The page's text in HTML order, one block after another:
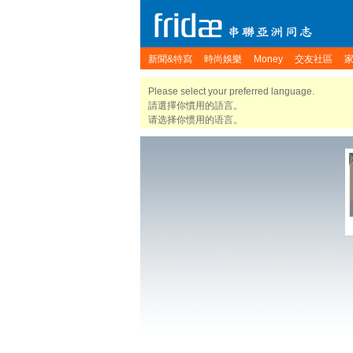
新聞&特寫 時尚娛樂 Money 交友社區
Please select your preferred language.
請選擇你慣用的語言。
请选择你惯用的语言。